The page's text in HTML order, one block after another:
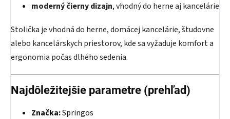
moderný čierny dizajn, vhodný do herne aj kancelárie
Stolička je vhodná do herne, domácej kancelárie, študovne
alebo kancelárskych priestorov, kde sa vyžaduje komfort a
ergonomia počas dlhého sedenia.
Najdôležitejšie parametre (prehľad)
Značka:Springos